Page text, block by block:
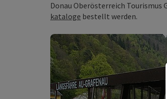
Donau Oberösterreich Tourismus
kataloge bestellt werden.